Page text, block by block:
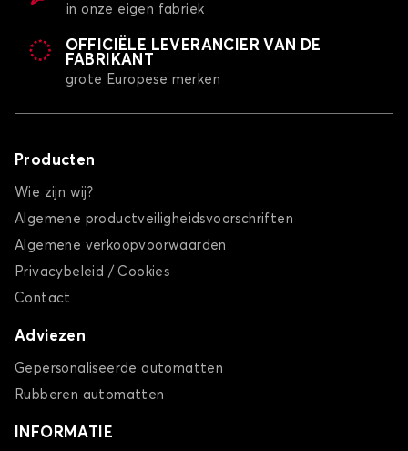
in onze eigen fabriek
OFFICIËLE LEVERANCIER VAN DE
FABRIKANT
grote Europese merken
Producten
Wie zijn wij?
Algemene productveiligheidsvoorschriften
Algemene verkoopvoorwaarden
Privacybeleid / Cookies
Contact
Adviezen
Gepersonaliseerde automatten
Rubberen automatten
INFORMATIE